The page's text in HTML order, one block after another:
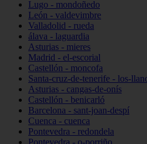
Lugo - mondoñedo
León - valdevimbre
Valladolid - rueda
álava - laguardia
Asturias - mieres
Madrid - el-escorial
Castellón - moncofa
Santa-cruz-de-tenerife - los-
Asturias - cangas-de-onís
Castellón - benicarló
Barcelona - sant-joan-despí
Cuenca - cuenca
Pontevedra - redondela
Pontevedra - o-porriño